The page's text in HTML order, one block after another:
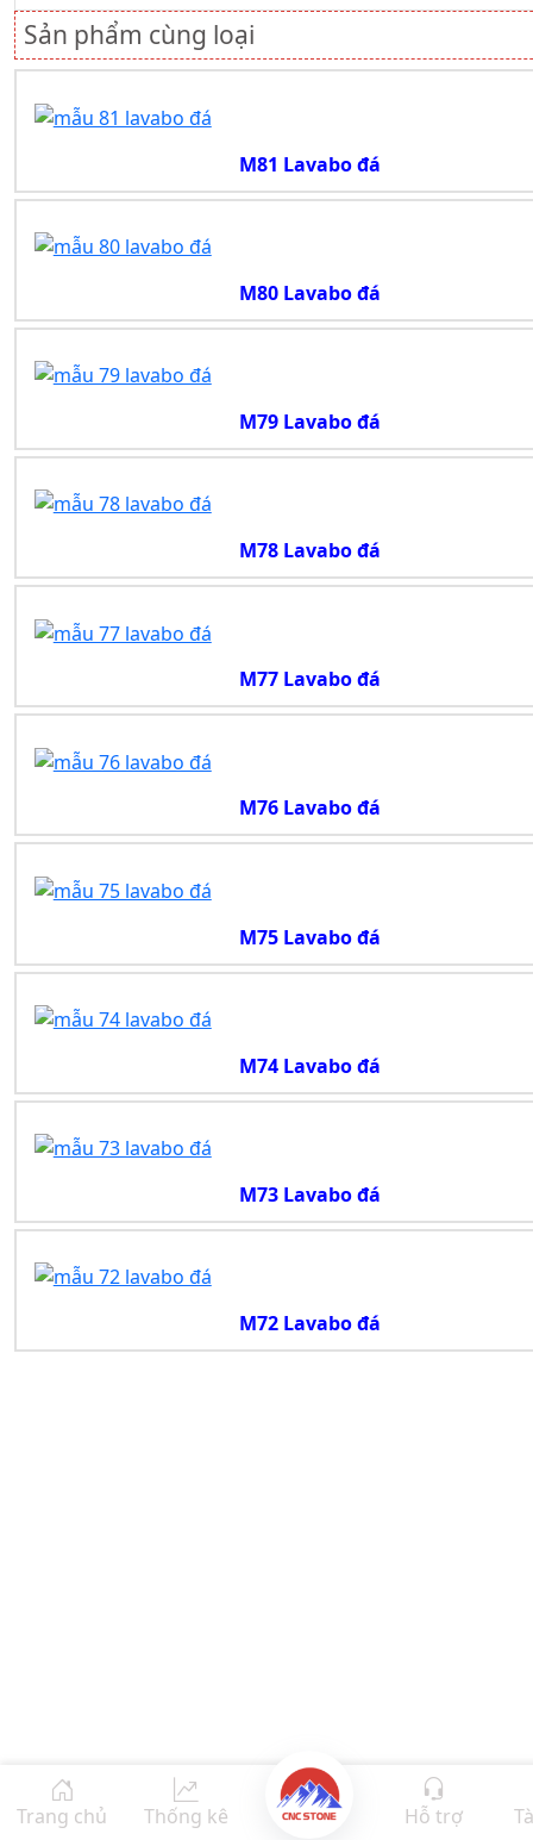
Sản phẩm cùng loại
M81 Lavabo đá
M80 Lavabo đá
M79 Lavabo đá
M78 Lavabo đá
M77 Lavabo đá
M76 Lavabo đá
M75 Lavabo đá
M74 Lavabo đá
M73 Lavabo đá
M72 Lavabo đá
Trang chủ Thống kê Hỗ trợ